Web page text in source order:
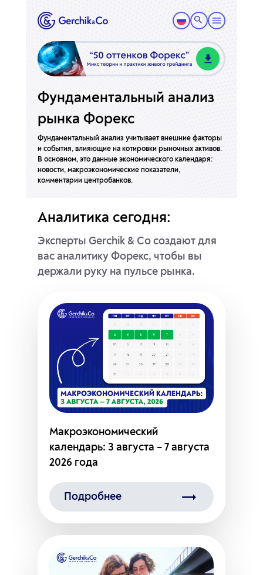
Фундаментальный анализ
рынка Форекс
Фундаментальный анализ учитывает внешние факторы
и события, влияющие на котировки рыночных активов.
В основном, это данные экономического календаря:
новости, макроэкономические показатели,
комментарии центробанков.
Аналитика сегодня:
Эксперты Gerchik & Co создают для
вас аналитику Форекс, чтобы вы
держали руку на пульсе рынка.
Макроэкономический
календарь: 3 августа – 7 августа
2026 года
Подробнее